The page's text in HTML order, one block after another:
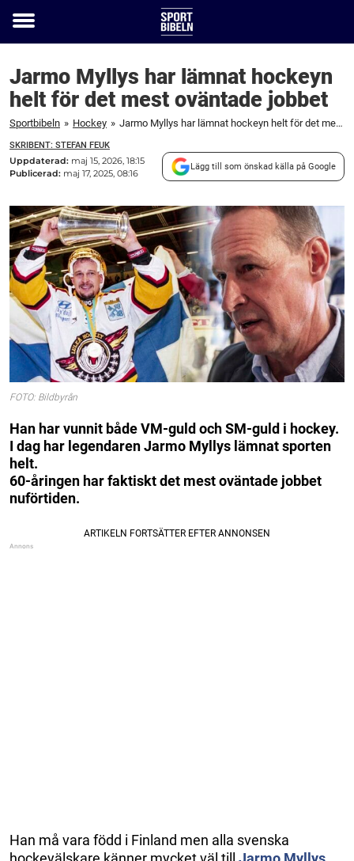
Toggle
Jarmo Myllys har lämnat hockeyn
helt för det mest oväntade jobbet
Sportbibeln » Hockey » Jarmo Myllys har lämnat hockeyn helt för det mest oväntade jobbet
SKRIBENT: STEFAN FEUK
Uppdaterad: maj 15, 2026, 18:15
Publicerad: maj 17, 2025, 08:16
Lägg till som önskad källa på Google
FOTO: Bildbyrån
Han har vunnit både VM-guld och SM-guld i hockey.
I dag har legendaren Jarmo Myllys lämnat sporten
helt.
60-åringen har faktiskt det mest oväntade jobbet
nuförtiden.
Han må vara född i Finland men alla svenska